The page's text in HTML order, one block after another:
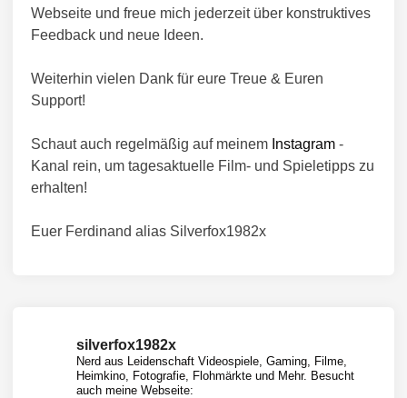
Webseite und freue mich jederzeit über konstruktives
Feedback und neue Ideen.
Weiterhin vielen Dank für eure Treue & Euren
Support!
Schaut auch regelmäßig auf meinem Instagram -
Kanal rein, um tagesaktuelle Film- und Spieletipps zu
erhalten!
Euer Ferdinand alias Silverfox1982x
silverfox1982x
Nerd aus Leidenschaft Videospiele, Gaming, Filme,
Heimkino, Fotografie, Flohmärkte und Mehr. Besucht
auch meine Webseite: